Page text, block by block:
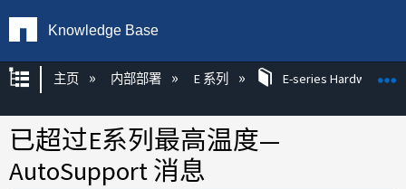
Knowledge Base
扩展/隐缩全局层次
主页 内部部署 E 系列 E-series Hardware
已超过E系列最高温度—
AutoSupport 消息